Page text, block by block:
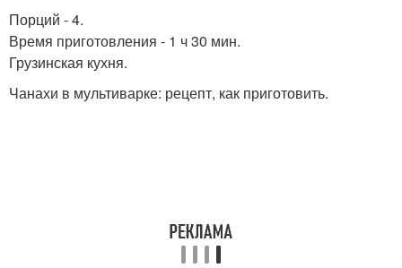
Порций - 4.
Время приготовления - 1 ч 30 мин.
Грузинская кухня.
Чанахи в мультиварке: рецепт, как приготовить.